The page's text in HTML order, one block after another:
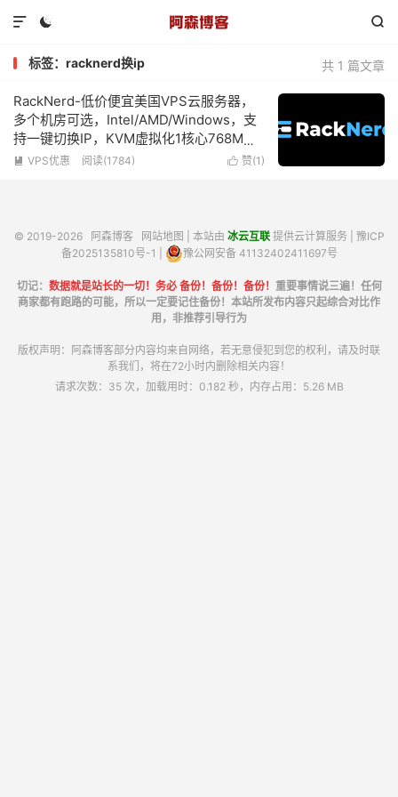
 

共 1 篇文章
标签：racknerd换ip
RackNerd-低价便宜美国VPS云服务器，
多个机房可选，Intel/AMD/Windows，支
持一键切换IP，KVM虚拟化1核心768M内
存1Gbps带宽低至$10.18/年
 赞(1 )
 VPS优惠 阅读(1784)
© 2019-2026 阿森博客 网站地图 | 本站由 冰云互联提供云计算服务 | 豫ICP
备2025135810号-1
豫公网安备 41132402411697号
切记： 数据就是站长的一切！务必 备份！备份！备份！ 重要事情说三遍！任何
商家都有跑路的可能，所以一定要记住备份！本站所发布内容只起综合对比作
用，非推荐引导行为
版权声明：阿森博客部分内容均来自网络，若无意侵犯到您的权利，请及时联
系我们，将在72小时内删除相关内容！
请求次数：35 次，加载用时：0.182 秒，内存占用：5.26 MB